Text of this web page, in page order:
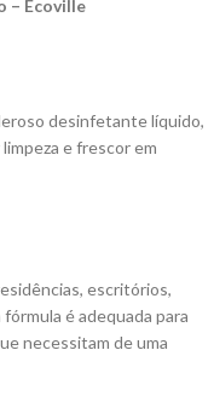
– Ecoville
desinfetante líquido,
e frescor em
escritórios,
é adequada para
necessitam de uma